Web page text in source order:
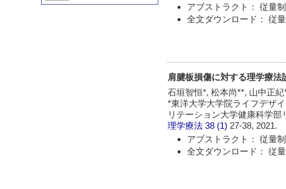
アブストラクト： 従量
全文ダウンロード： 従
肩腱板損傷に対する理学療法
石垣智恒*, 松本尚**, 山中正
*東洋大学大学院ライフデザ
リテーション大学健康科学
理学療法 38 (1) 27-38, 2021.
アブストラクト： 従量
全文ダウンロード： 従